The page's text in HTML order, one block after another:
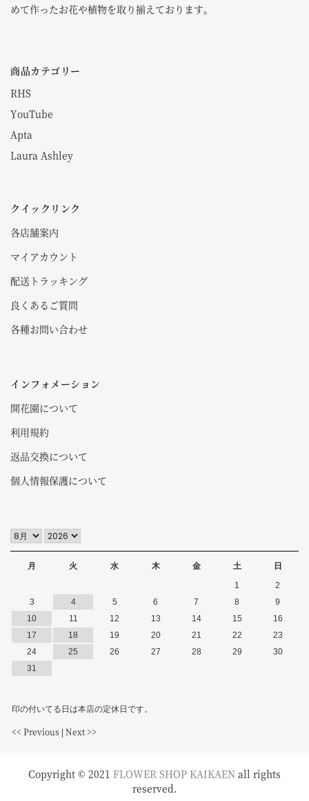
めて作ったお花や植物を取り揃えております。
商品カテゴリー
RHS
YouTube
Apta
Laura Ashley
クイックリンク
各店舗案内
マイアカウント
配送トラッキング
良くあるご質問
各種お問い合わせ
インフォメーション
開花園について
利用規約
返品交換について
個人情報保護について
月 火 水 木 金 土 日
印の付いてる日は本店の定休日です。
<< Previous Next >>
1
2
3
4 5 6 7 8
9
10
11 12 13 14 15
16
17
18 19 20 21 22
23
24
25 26 27 28 29
30
31
Copyright © 2021 FLOWER SHOP KAIKAEN all rights
reserved.